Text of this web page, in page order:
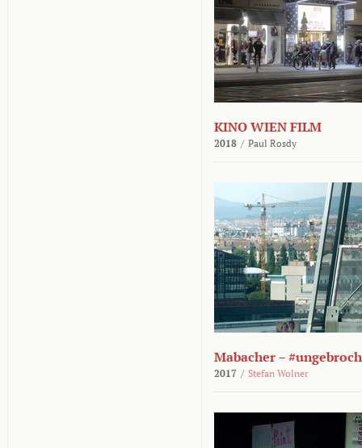
KINO WIEN FILM
2018 / Paul Rosdy
Mabacher –
2017 / Stefan Wolner